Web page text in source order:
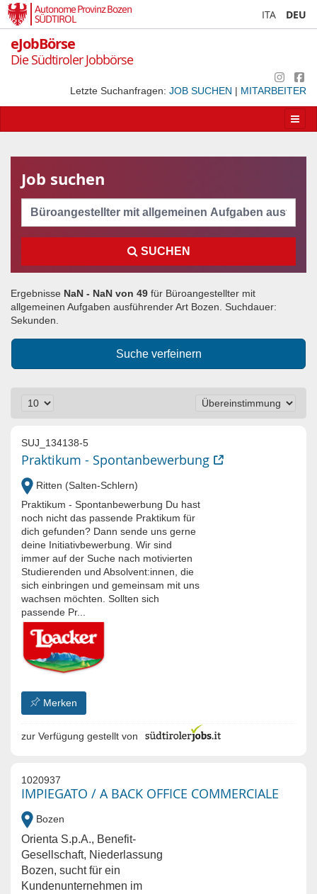
Autonome Provinz Bozen
SÜDTIROL
ITA DEU
eJobBörse
Die Südtiroler Jobbörse
Letzte Suchanfragen: JOB SUCHEN | MITARBEITER
Apri/
la
Job suchen
SUCHEN
Ergebnisse NaN - NaN von 49 für Büroangestellter mit
allgemeinen Aufgaben ausführender Art Bozen. Suchdauer:
Sekunden.
Suche verfeinern
SUJ_134138-5
Praktikum - Spontanbewerbung
Ritten (Salten-Schlern)
Praktikum - Spontanbewerbung Du hast
noch nicht das passende Praktikum für
dich gefunden? Dann sende uns gerne
deine Initiativbewerbung. Wir sind
immer auf der Suche nach motivierten
Studierenden und Absolvent:innen, die
sich einbringen und gemeinsam mit uns
wachsen möchten. Sollten sich
passende Pr...
Merken
zur Verfügung gestellt von
1020937
IMPIEGATO / A BACK OFFICE COMMERCIALE
Bozen
Orienta S.p.A., Benefit-
Gesellschaft, Niederlassung
Bozen, sucht für ein
Kundenunternehmen im